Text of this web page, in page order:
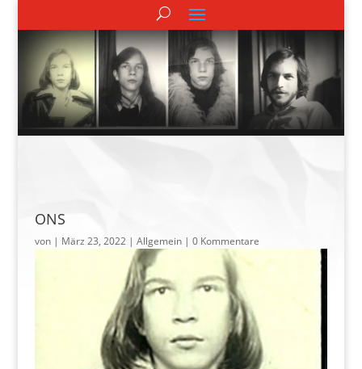
ONS
von | März 23, 2022| Allgemein | 0 Kommentare